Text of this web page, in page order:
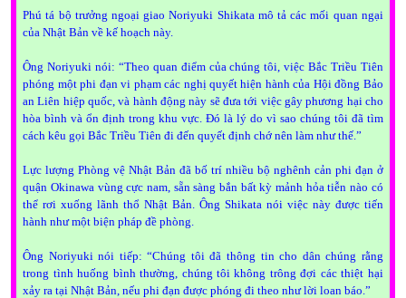
Phú tá bộ trưởng ngoại giao Noriyuki Shikata mô tả các mối quan ngại
của Nhật Bản về kế hoạch này.
Ông Noriyuki nói: “Theo quan điểm của chúng tôi, việc Bắc Triều Tiên
phóng một phi đạn vi phạm các nghị quyết hiện hành của Hội đồng Bảo
an Liên hiệp quốc, và hành động này sẽ đưa tới việc gây phương hại cho
hòa bình và ổn định trong khu vực. Đó là lý do vì sao chúng tôi đã tìm
cách kêu gọi Bắc Triều Tiên đi đến quyết định chớ nên làm như thế.”
Lực lượng Phòng vệ Nhật Bản đã bố trí nhiều bộ nghênh cản phi đạn ở
quận Okinawavùng cực nam, sẵn sàng bắn bất kỳ mảnh hỏa tiễn nào có
thể rơi xuống lãnh thổ Nhật Bản. Ông Shikata nói việc này được tiến
hành như một biện pháp đề phòng.
Ông Noriyuki nói tiếp: “Chúng tôi đã thông tin cho dân chúng rằng
trong tình huống bình thường, chúng tôi không trông đợi các thiệt hại
xảy ra tại Nhật Bản, nếu phi đạn được phóng đi theo như lời loan báo.”